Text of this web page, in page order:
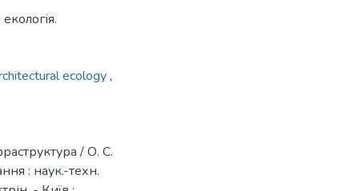
ecology,
/ О. С.
: наук.-техн.